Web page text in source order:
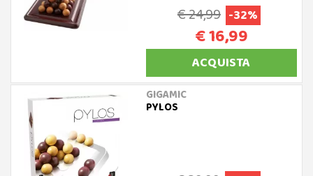
€ 24,99 -32%
€ 16,99
ACQUISTA
GIGAMIC
PYLOS